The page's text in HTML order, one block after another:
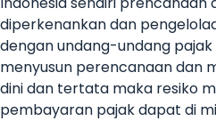
diperkenankan dan
dengan undang-undang
menyusun perencanaan dan
dini dan tertata maka resiko
pembayaran pajak dapat di